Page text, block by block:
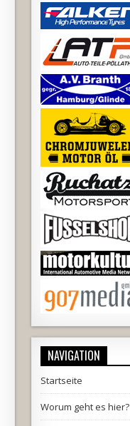
NAVIGATION
Startseite
Worum geht es hier?